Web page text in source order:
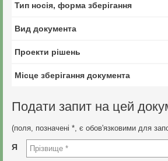
Тип носія, форма зберігання
Вид документа
Проекти рішень
Місце зберігання документа
Подати запит на цей
(поля, позначені *, є обов'язковими для
Я